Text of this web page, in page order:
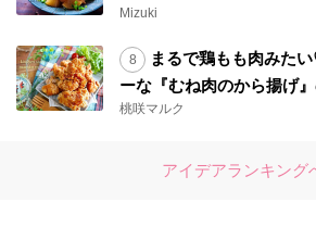
Mizuki
まるで鶏もも肉みた
ーな『むね肉のから揚げ
桃咲マルク
アイデアランキング